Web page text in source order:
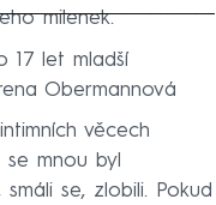
milenek.
17 let mladší
Obermannová
věcech
mnou byl
se, zlobili. Pokud